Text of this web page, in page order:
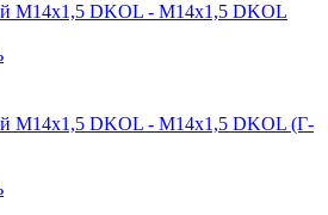
M14x1,5 DKOL - M14x1,5 DKOL
M14x1,5 DKOL - M14x1,5 DKOL (Г-